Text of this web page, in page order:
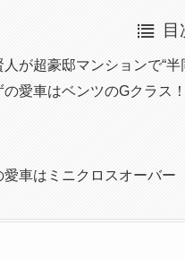
目
が超豪邸マンションで“半
の愛車はベンツのGクラス！
愛車はミニクロスオーバー